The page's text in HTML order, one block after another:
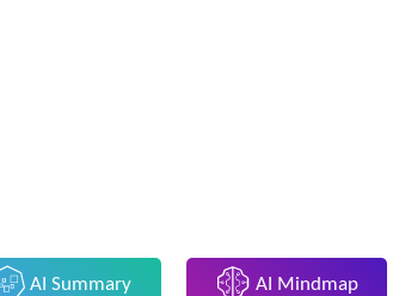
AI Summary AI Mindmap